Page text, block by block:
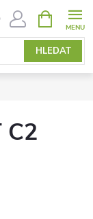
HLEDAT
NÁKUPNÍ
KOŠÍK
C2